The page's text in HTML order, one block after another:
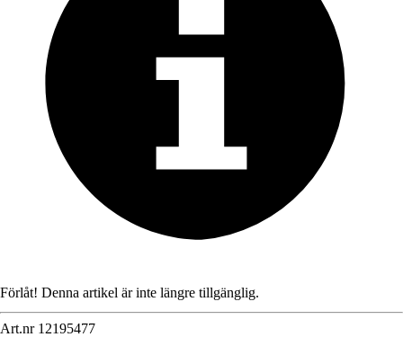
Förlåt! Denna artikel är inte längre tillgänglig.
Art.nr 12195477